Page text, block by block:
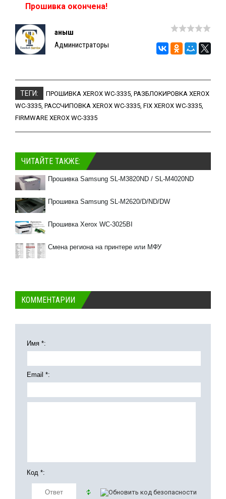
Прошивка окончена!
Қаныш
Администраторы
ТЕГИ: ПРОШИВКА XEROX WC-3335 РАЗБЛОКИРОВКА XEROX
WC-3335 РАССЧИПОВКА XEROX WC-3335 FIX XEROX WC-3335
FIRMWARE XEROX WC-3335
ЧИТАЙТЕ ТАКЖЕ:
Прошивка Samsung SL-M3820ND / SL-M4020ND
Прошивка Samsung SL-M2620/D/ND/DW
Прошивка Xerox WC-3025BI
Смена региона на принтере или МФУ
КОММЕНТАРИИ
Имя *:
Email *:
Код *: